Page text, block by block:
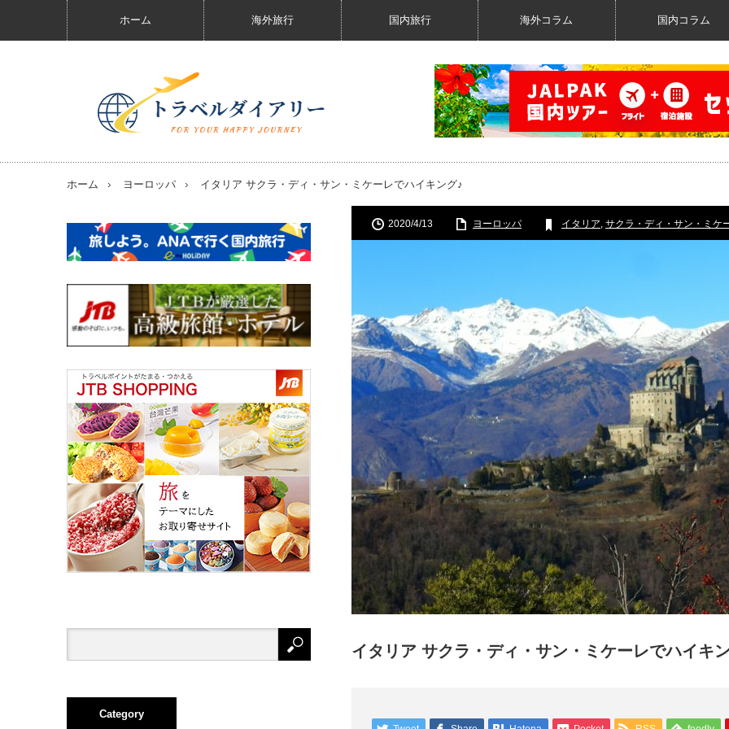
ホーム 海外旅行 国内旅行 海外コラム 国内コラム
ホーム ヨーロッパ イタリア サクラ・ディ・サン・ミケーレでハイキング♪
2020/4/13 ヨーロッパ イタリア, サクラ・ディ・サン・ミケ
イタリア サクラ・ディ・サン・ミケーレでハイキ
Category